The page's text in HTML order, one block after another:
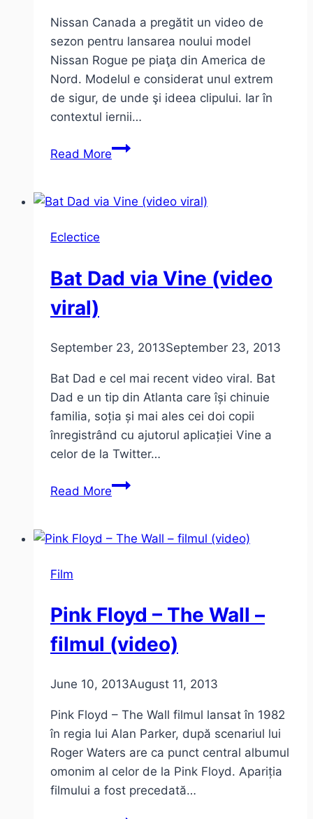
Nissan Canada a pregătit un video de
sezon pentru lansarea noului model
Nissan Rogue pe piaţa din America de
Nord. Modelul e considerat unul extrem
de sigur, de unde şi ideea clipului. Iar în
contextul iernii…
Read MoreNissan
luptă
Zăpadă
Eclectice
Bat Dad via Vine (video
viral)
September 23, 2013September 23, 2013
Bat Dad e cel mai recent video viral. Bat
Dad e un tip din Atlanta care își chinuie
familia, soția și mai ales cei doi copii
înregistrând cu ajutorul aplicației Vine a
celor de la Twitter…
Read MoreBat
Vine
Film
Pink Floyd – The Wall –
filmul (video)
June 10, 2013August 11, 2013
Pink Floyd – The Wall filmul lansat în 1982
în regia lui Alan Parker, după scenariul lui
Roger Waters are ca punct central albumul
omonim al celor de la Pink Floyd. Apariția
filmului a fost precedată…